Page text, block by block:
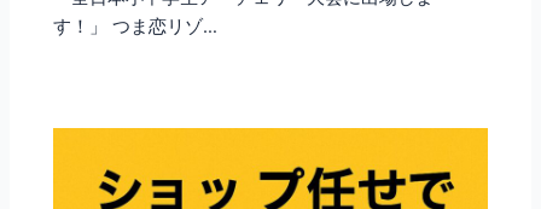
す！」 つま恋リゾ…